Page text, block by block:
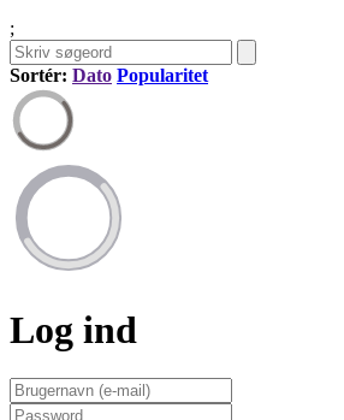
;
Sortér: Dato Popularitet
Log ind